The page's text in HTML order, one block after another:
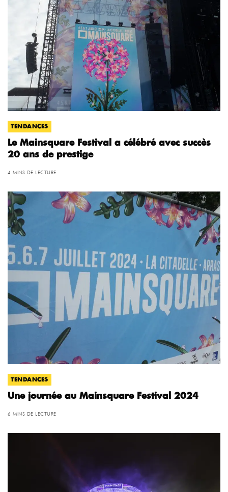
TENDANCES
Le Mainsquare Festival a célébré avec succès
20 ans de prestige
4 MINS DE LECTURE
TENDANCES
Une journée au Mainsquare Festival 2024
6 MINS DE LECTURE